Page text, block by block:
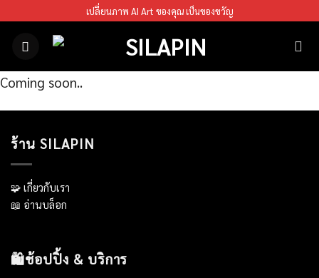
content
เปลี่ยนภาพ AI Art ของคุณ เป็นของขวัญ
Coming soon..
ร้าน SILAPIN
🧩 เกี่ยวกับเรา
📖 อ่านบล็อก
🛍️ช้อปปิ้ง & บริการ